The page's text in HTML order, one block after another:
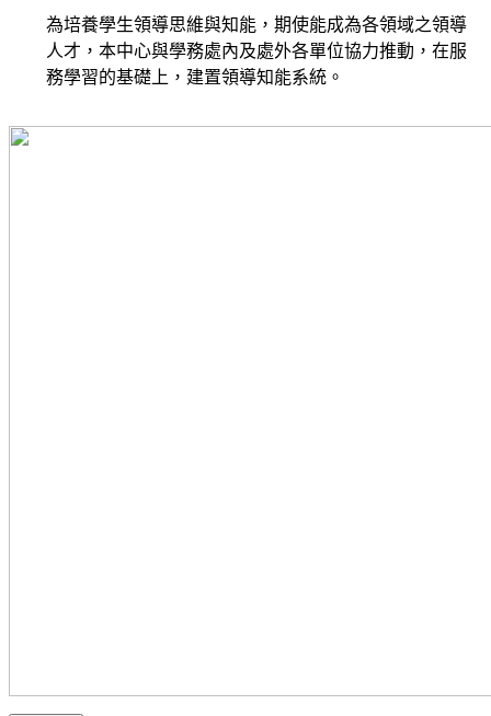
為培養學生領導思維與知能，期使能成為各領域之領導
人才，本中心與學務處內及處外各單位協力推動，在服
務學習的基礎上，建置領導知能系統。